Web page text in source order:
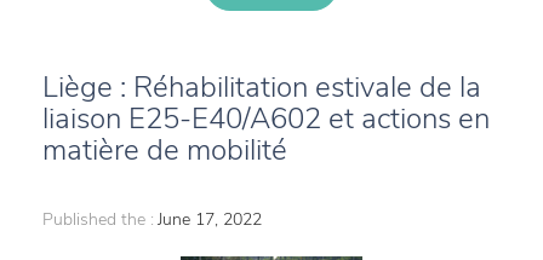
Liège : Réhabilitation estivale de la
liaison E25-E40/A602 et actions en
matière de mobilité
Published the : June 17, 2022